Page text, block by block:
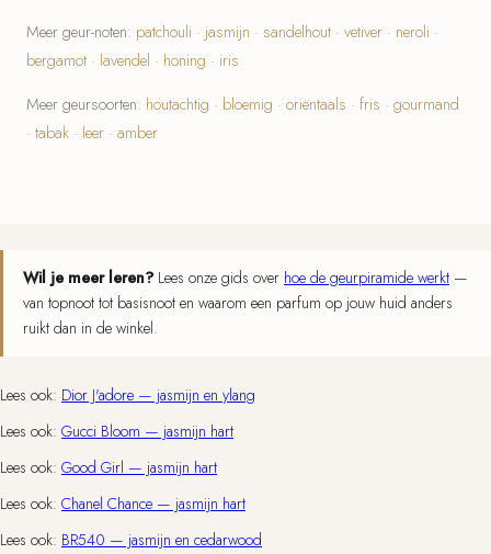
Meer geur-noten: patchouli · jasmijn · sandelhout · vetiver · neroli ·
bergamot · lavendel · honing · iris
Meer geursoorten: houtachtig · bloemig · oriëntaals · fris · gourmand
· tabak · leer · amber
Wil je meer leren? Lees onze gids over hoe de geurpiramide werkt —
van topnoot tot basisnoot en waarom een parfum op jouw huid anders
ruikt dan in de winkel.
Lees ook: Dior J'adore — jasmijn en ylang
Lees ook: Gucci Bloom — jasmijn hart
Lees ook: Good Girl — jasmijn hart
Lees ook: Chanel Chance — jasmijn hart
Lees ook: BR540 — jasmijn en cedarwood